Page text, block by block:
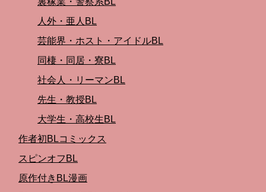
人外・亜人BL
芸能界・ホスト・アイドルBL
同棲・同居・寮BL
社会人・リーマンBL
先生・教授BL
大学生・高校生BL
作者初BLコミックス
スピンオフBL
原作付きBL漫画